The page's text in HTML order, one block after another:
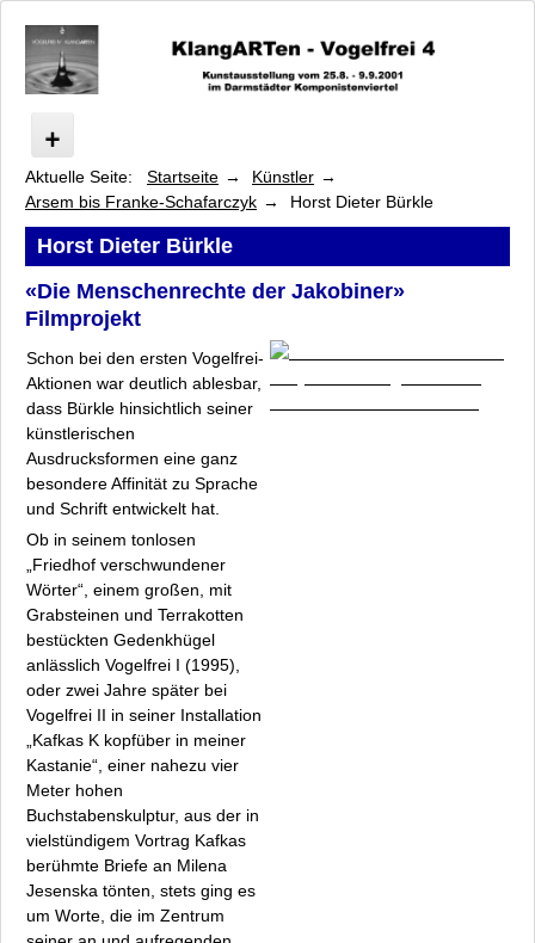
Vogelfrei
Programm
Künstler
Arsem bis Franke-Schafarczyk
Marilyn Arsem
Horst Dieter Bürkle
Laurie Beth Clark
Joseph Connelly
Anja Diefenbach
Moritz Dornauf
Wolfgang Duck
Isabel Eichenlaub
Anselmo Fox
Regina Frank
Helga Franke-Schafarczyk
Heilmann bis Neumark
Oellers bis Zeidler
Fakten
Datenschutz
Impressum
Aktuelle Seite: Startseite
Künstler
Arsem bis Franke-Schafarczyk
Horst Dieter Bürkle
Horst Dieter Bürkle
«Die Menschenrechte der Jakobiner»
Filmprojekt
Schon bei den ersten Vogelfrei-
Aktionen war deutlich ablesbar,
dass Bürkle hinsichtlich seiner
künstlerischen
Ausdrucksformen eine ganz
besondere Affinität zu Sprache
und Schrift entwickelt hat.
Ob in seinem tonlosen
„Friedhof verschwundener
Wörter“, einem großen, mit
Grabsteinen und Terrakotten
bestückten Gedenkhügel
anlässlich Vogelfrei I (1995),
oder zwei Jahre später bei
Vogelfrei II in seiner Installation
„Kafkas K kopfüber in meiner
Kastanie“, einer nahezu vier
Meter hohen
Buchstabenskulptur, aus der in
vielstündigem Vortrag Kafkas
berühmte Briefe an Milena
Jesenska tönten, stets ging es
um Worte, die im Zentrum